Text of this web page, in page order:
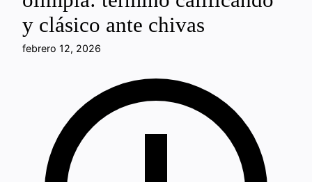
y clásico ante chivas
febrero 12, 2026